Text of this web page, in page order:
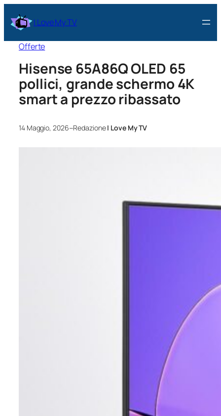
I Love My TV
Offerte
Hisense 65A86Q OLED 65
pollici, grande schermo 4K
smart a prezzo ribassato
14 Maggio, 2026–RedazioneI Love My TV